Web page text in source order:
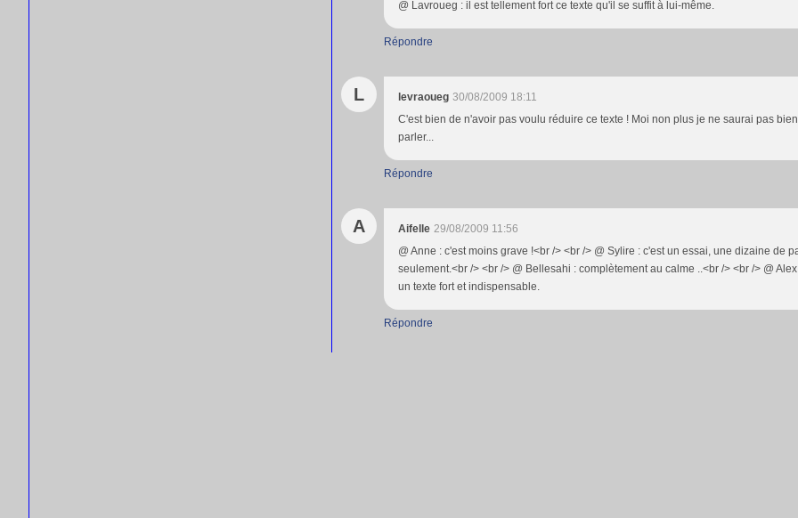
@ Lavroueg : il est tellement fort ce texte qu'il se suffit à lui-même.
Répondre
L levraoueg 30/08/2009 18:11
C'est bien de n'avoir pas voulu réduire ce texte ! Moi non plus je ne saurai pas
parler...
Répondre
A Aifelle 29/08/2009 11:56
@ Anne : c'est moins grave !<br /> <br /> @ Sylire : c'est un essai, une dizaine de
seulement.<br /> <br /> @ Bellesahi : complètement au calme ..<br /> <br /> @
un texte fort et indispensable.
Répondre